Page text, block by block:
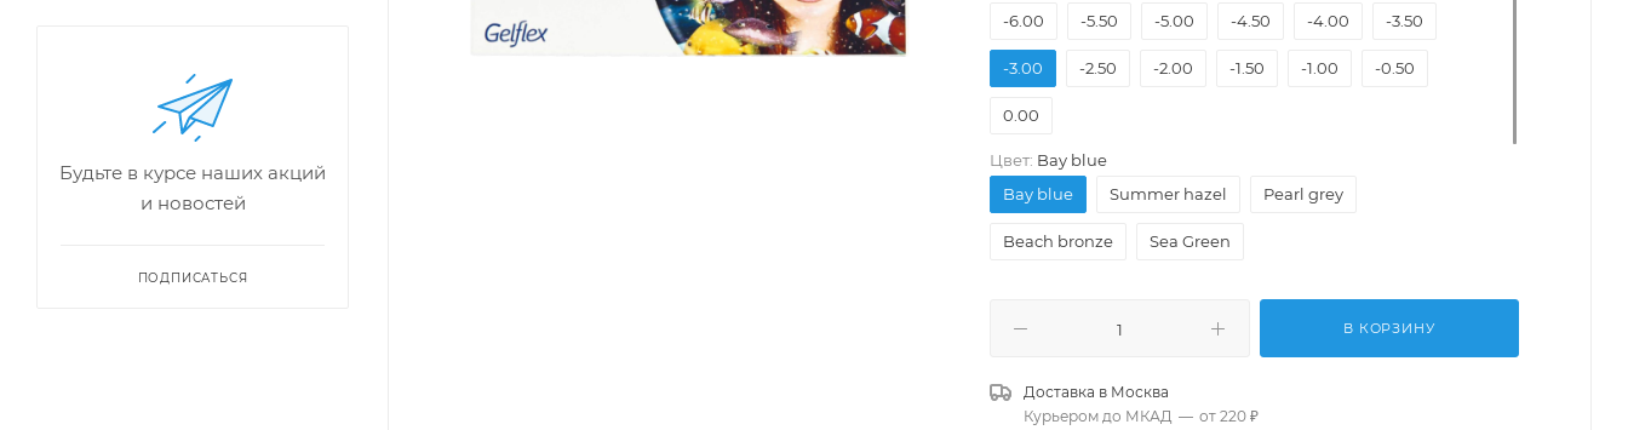
-6.00 -5.50 -5.00 -4.50 -4.00 -3.50
-3.00 -2.50 -2.00 -1.50 -1.00 -0.50
0.00
Цвет: Bay blue
Bay blue
Summer hazel Pearl grey
Beach bronze Sea Green
В КОРЗИНУ
Доставка в Москва
Курьером до МКАД — от 220 ₽
Будьте в курсе наших акций
и новостей
ПОДПИСАТЬСЯ